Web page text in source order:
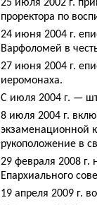
25 июля 2002 г.
проректора по
24 июня 2004 г.
Варфоломей в
27 июня 2004 г.
иеромонаха.
С июля 2004 г. —
8 июля 2004 г.
экзаменационной
рукоположение в
29 февраля 2008 г.
Епархиального
19 апреля 2009 г.